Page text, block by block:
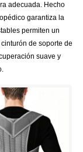
adecuada. Hecho
garantiza la
permiten un
de soporte de
suave y